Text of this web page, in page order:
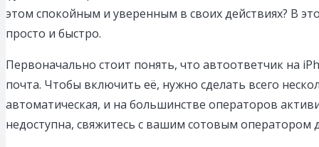
этом спокойным и уверенным в своих действиях? В
просто и быстро.
Первоначально стоит понять, что автоответчик на
почта. Чтобы включить её, нужно сделать всего
автоматическая, и на большинстве операторов
недоступна, свяжитесь с вашим сотовым оператором